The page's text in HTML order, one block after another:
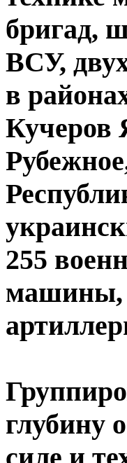
бригад,
ВСУ,
в
Кучеров
255
машины,
глубину